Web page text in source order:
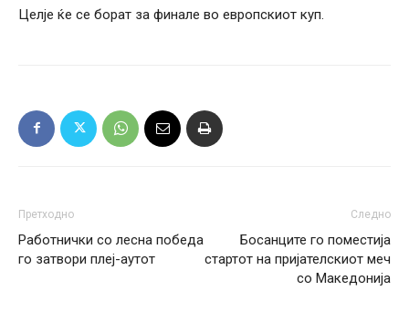
Целје ќе се борат за финале во европскиот куп.
Претходно
Работнички со лесна победа
го затвори плеј-аутот
Следно
Босанците го поместија
стартот на пријателскиот меч
со Македонија